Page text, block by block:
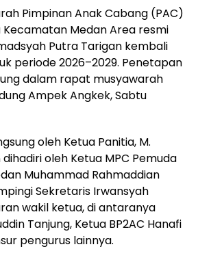
Pimpinan Anak Cabang (PAC)
Kecamatan Medan Area resmi
Putra Tarigan kembali
periode 2026–2029. Penetapan
dalam rapat musyawarah
Ampek Angkek, Sabtu
oleh Ketua Panitia, M.
dihadiri oleh Ketua MPC Pemuda
Muhammad Rahmaddian
Sekretaris Irwansyah
wakil ketua, di antaranya
Tanjung, Ketua BP2AC Hanafi
pengurus lainnya.